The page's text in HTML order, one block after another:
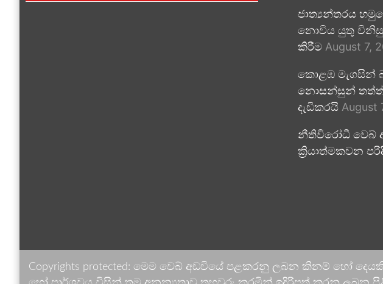
ජාත්‍යන්තරය
නොවිය යුතු
කිරීම August 7,
කොළඹ මැගසින්
නොසන්සුන්
දැඩිකරයි August
නීතිවිරෝධී වෙබ්
ක්‍රියාත්මකවන
Copyrights protected: මෙම වෙබ් අඩවියේ පළකරනු ලබන කිනම් හෝ